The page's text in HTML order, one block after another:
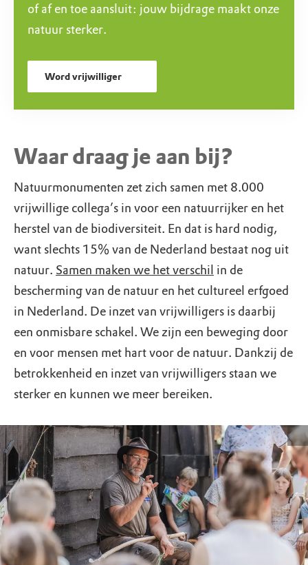
of af en toe aansluit: jouw bijdrage maakt onze
natuur sterker.
Word vrijwilliger
Waar draag je aan bij?
Natuurmonumenten zet zich samen met 8.000
vrijwillige collega’s in voor een natuurrijker en het
herstel van de biodiversiteit. En dat is hard nodig,
want slechts 15% van de Nederland bestaat nog uit
natuur. Samen maken we het verschil in de
bescherming van de natuur en het cultureel erfgoed
in Nederland. De inzet van vrijwilligers is daarbij
een onmisbare schakel. We zijn een beweging door
en voor mensen met hart voor de natuur. Dankzij de
betrokkenheid en inzet van vrijwilligers staan we
sterker en kunnen we meer bereiken.